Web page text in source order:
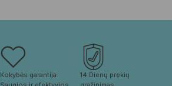
Kokybės garantija.
14 Dienų prekių